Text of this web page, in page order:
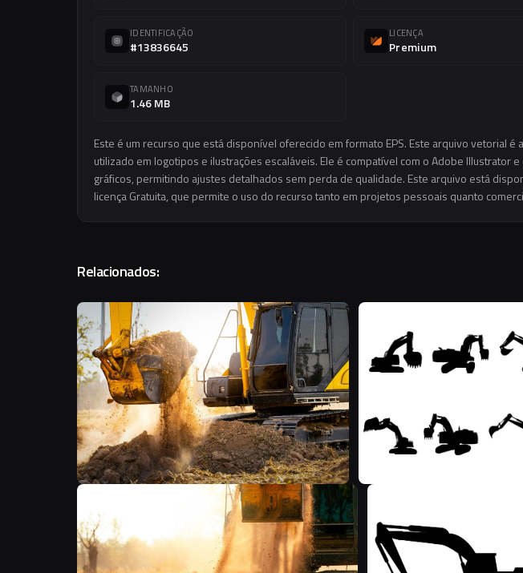
IDENTIFICAÇÃO
#13836645
LICENÇA
Premium
TAMANHO
1.46 MB
Este é um recurso que está disponível oferecido em formato EPS. Este arquivo vetorial é
utilizado em logotipos e ilustrações escaláveis. Ele é compatível com o Adobe Illustrator
gráficos, permitindo ajustes detalhados sem perda de qualidade. Este arquivo está
licença Gratuita, que permite o uso do recurso tanto em projetos pessoais quanto
Relacionados:
F
F